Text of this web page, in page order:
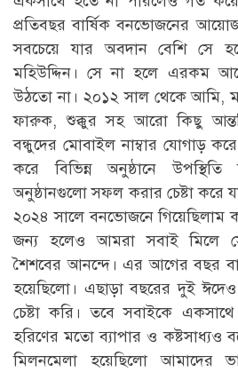
প্রতিবছর বার্ষিক বনভোজনের
সবচেয়ে যার অবদান বেশি সে
মহিউদ্দিন। সে না হলে এরকম
উঠতো না। ২০১২ সাল থেকে আমি,
ফারুক, শুক্কুর সহ আরো কিছু
বন্ধুদের মোবাইল নাম্বার যোগাড়
করে বিভিন্ন অনুষ্ঠানে উপস্থিতি
অনুষ্ঠানগুলো সফল করার চেষ্টা করে
২০২৪ সালে বনভোজনে গিয়েছিলাম
জন্য হলেও আমরা সবাই মিলে
শৈশবের আনন্দে। এর আগের বছর
হয়েছিলো। এছাড়া বছরের দুই
চেষ্টা করি। তবে সবাইকে
হরিণের মতো ব্যাপার ও কষ্টসাধ্যও
মিলনমেলা হয়েছিলো আমাদের